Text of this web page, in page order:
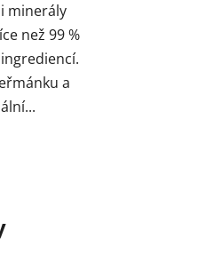
minerály
než 99 %
a